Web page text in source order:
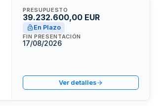
PRESUPUESTO
39.232.600,00 EUR
En Plazo
FIN PRESENTACIÓN
17/08/2026
Ver detalles